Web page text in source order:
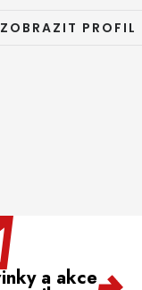
ZOBRAZIT PROFIL
a akce